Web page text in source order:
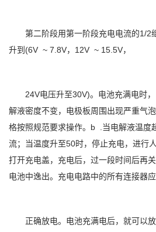
第二阶段用第一阶段充电电流的1/2
升到(6V ~ 7.8V，12V ~ 15.5V，
24V电压升至30V)。电池充满电时，
解液密度不变，电极板周围出现严重气
格按照规范要求操作。b .当电解液温度
流；当温度升至50时，停止充电，进行
打开充电盖，充电后，过一段时间后再
电池中逸出。充电电路中的所有连接器应
正确放电。电池充满电后，就可以放